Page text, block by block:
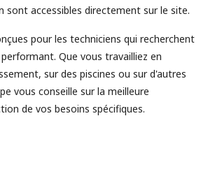
accessibles directement sur le site.
pour les techniciens qui recherchent
Que vous travailliez en
sur des piscines ou sur d'autres
vous conseille sur la meilleure
de vos besoins spécifiques.